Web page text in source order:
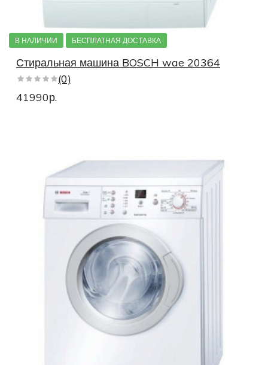
В НАЛИЧИИ БЕСПЛАТНАЯ ДОСТАВКА
Стиральная машина BOSCH wae 20364
(0)
41990р.